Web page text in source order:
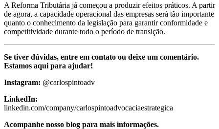
A Reforma Tributária já começou a produzir efeitos práticos. A partir
de agora, a capacidade operacional das empresas será tão importante
quanto o conhecimento da legislação para garantir conformidade e
competitividade durante todo o período de transição.
Se tiver dúvidas, entre em contato ou deixe um comentário.
Estamos aqui para ajudar!
Instagram: @carlospintoadv
LinkedIn:
linkedin.com/company/carlospintoadvocaciaestrategica
Acompanhe nosso blog para mais informações.